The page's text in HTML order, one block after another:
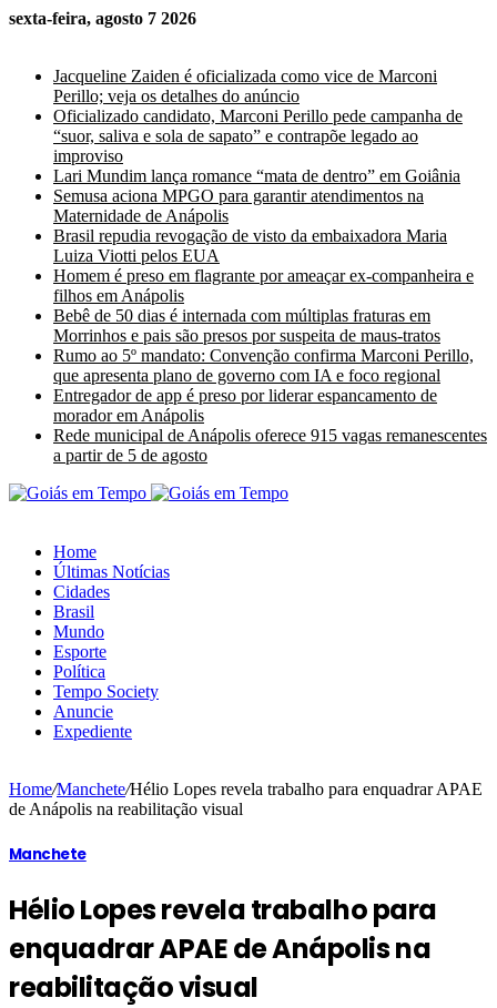
sexta-feira, agosto 7 2026
Jacqueline Zaiden é oficializada como vice de Marconi
Perillo; veja os detalhes do anúncio
Oficializado candidato, Marconi Perillo pede campanha de
“suor, saliva e sola de sapato” e contrapõe legado ao
improviso
Lari Mundim lança romance “mata de dentro” em Goiânia
Semusa aciona MPGO para garantir atendimentos na
Maternidade de Anápolis
Brasil repudia revogação de visto da embaixadora Maria
Luiza Viotti pelos EUA
Homem é preso em flagrante por ameaçar ex-companheira e
filhos em Anápolis
Bebê de 50 dias é internada com múltiplas fraturas em
Morrinhos e pais são presos por suspeita de maus-tratos
Rumo ao 5º mandato: Convenção confirma Marconi Perillo,
que apresenta plano de governo com IA e foco regional
Entregador de app é preso por liderar espancamento de
morador em Anápolis
Rede municipal de Anápolis oferece 915 vagas remanescentes
a partir de 5 de agosto
Home
Últimas Notícias
Cidades
Brasil
Mundo
Esporte
Política
Tempo Society
Anuncie
Expediente
Home/Manchete/Hélio Lopes revela trabalho para enquadrar APAE
de Anápolis na reabilitação visual
Manchete
Hélio Lopes revela trabalho para
enquadrar APAE de Anápolis na
reabilitação visual